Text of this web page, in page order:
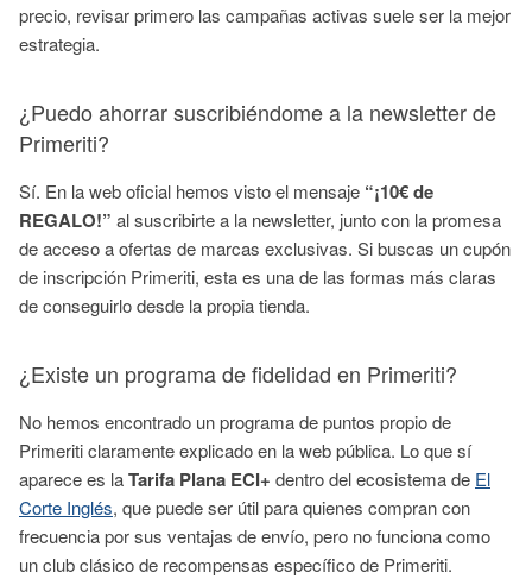
precio, revisar primero las campañas activas suele ser la mejor
estrategia.
¿Puedo ahorrar suscribiéndome a la newsletter de
Primeriti?
Sí. En la web oficial hemos visto el mensaje “¡10€ de
REGALO!” al suscribirte a la newsletter, junto con la promesa
de acceso a ofertas de marcas exclusivas. Si buscas un cupón
de inscripción Primeriti, esta es una de las formas más claras
de conseguirlo desde la propia tienda.
¿Existe un programa de fidelidad en Primeriti?
No hemos encontrado un programa de puntos propio de
Primeriti claramente explicado en la web pública. Lo que sí
aparece es laTarifa Plana ECI+ dentro del ecosistema de El
Corte Inglés, que puede ser útil para quienes compran con
frecuencia por sus ventajas de envío, pero no funciona como
un club clásico de recompensas específico de Primeriti.